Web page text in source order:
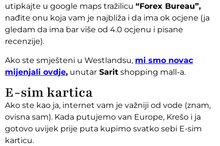
utipkajte u google maps tražilicu “Forex Bureau”,
nađite onu koja vam je najbliža i da ima ok ocjene (ja
gledam da ima bar više od 4.0 ocjenu i pisane
recenzije).
Ako ste smješteni u Westlandsu, mi smo novac
mijenjali ovdje, unutar Sarit shopping mall-a.
E-sim kartica
Ako ste kao ja, internet vam je važniji od vode (znam,
ovisna sam). Kada putujemo van Europe, Krešo i ja
gotovo uvijek prije puta kupimo svatko sebi E-sim
karticu.